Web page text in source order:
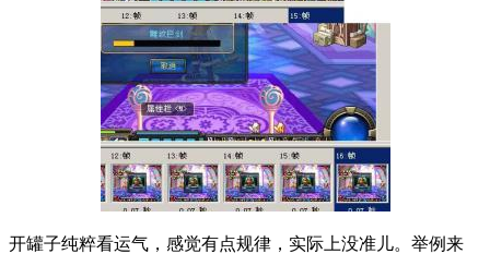
开罐子纯粹看运气，感觉有点规律，实际上没准儿。举例来